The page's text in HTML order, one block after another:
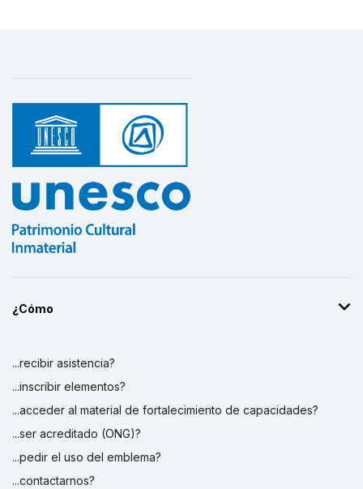
¿Cómo
...recibir asistencia?
...inscribir elementos?
...acceder al material de fortalecimiento de capacidades?
...ser acreditado (ONG)?
...pedir el uso del emblema?
...contactarnos?